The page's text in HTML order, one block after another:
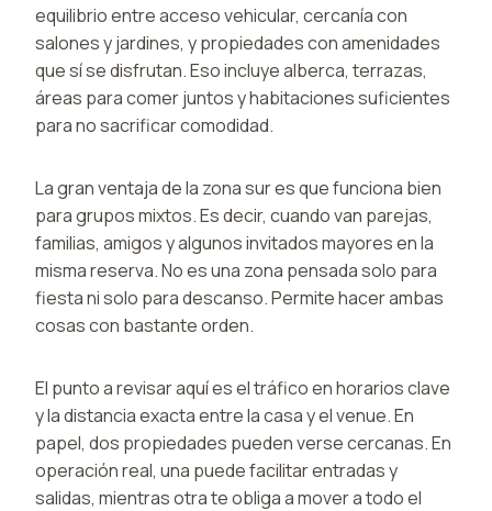
equilibrio entre acceso vehicular, cercanía con
salones y jardines, y propiedades con amenidades
que sí se disfrutan. Eso incluye alberca, terrazas,
áreas para comer juntos y habitaciones suficientes
para no sacrificar comodidad.
La gran ventaja de la zona sur es que funciona bien
para grupos mixtos. Es decir, cuando van parejas,
familias, amigos y algunos invitados mayores en la
misma reserva. No es una zona pensada solo para
fiesta ni solo para descanso. Permite hacer ambas
cosas con bastante orden.
El punto a revisar aquí es el tráfico en horarios clave
y la distancia exacta entre la casa y el venue. En
papel, dos propiedades pueden verse cercanas. En
operación real, una puede facilitar entradas y
salidas, mientras otra te obliga a mover a todo el